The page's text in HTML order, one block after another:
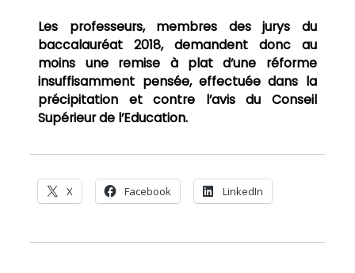
Les professeurs, membres des jurys du
baccalauréat 2018, demandent donc au
moins une remise à plat d’une réforme
insuffisamment pensée, effectuée dans la
précipitation et contre l’avis du Conseil
Supérieur de l’Education.
X Facebook LinkedIn